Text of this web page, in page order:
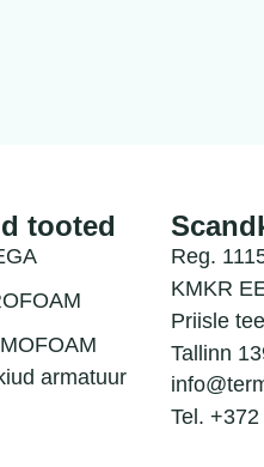
tooted
armatuur
Reg.
KMKR
Priisle
Tallinn
Tel.